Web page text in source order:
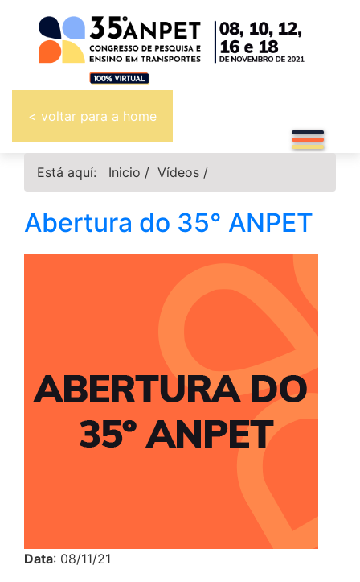
< voltar para a home
Está aquí: Inicio / Vídeos /
Abertura do 35° ANPET
Data: 08/11/21